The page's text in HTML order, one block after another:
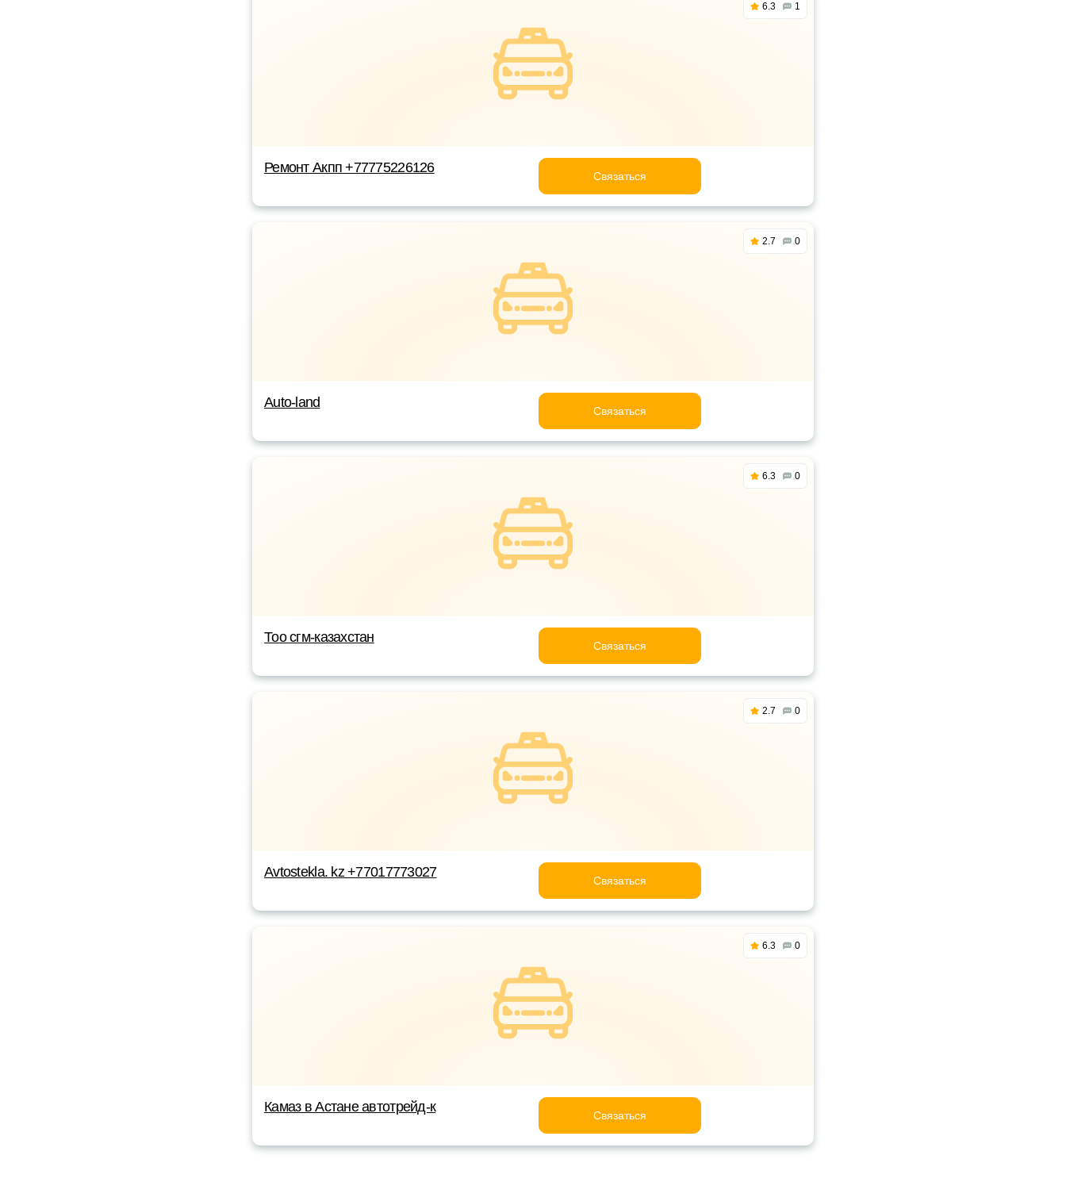
6.3 1
Ремонт Акпп +77775226126
Связаться
2.7 0
Auto-land
Связаться
6.3 0
Тоо сгм-казахстан
Связаться
2.7 0
Avtostekla. kz +77017773027
Связаться
6.3 0
Камаз в Астане автотрейд-к
Связаться